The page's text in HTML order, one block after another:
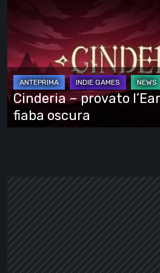
provato
l’Early
Access:
una
fiaba
oscura
Cinderia – provato
fiaba oscura